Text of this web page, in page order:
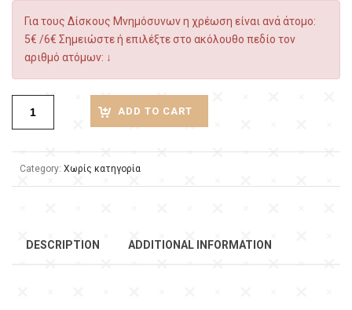
Για τους Δίσκους Μνημόσυνων η χρέωση είναι ανά άτομο:
5€ /6€ Σημειώστε ή επιλέξτε στο ακόλουθο πεδίο τον
αριθμό ατόμων: ↓
ADD TO CART
Category: Χωρίς κατηγορία
DESCRIPTION ADDITIONAL INFORMATION